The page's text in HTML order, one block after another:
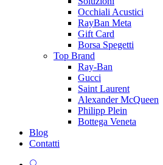
Occhiali Acustici
RayBan Meta
Gift Card
Borsa Spegetti
Top Brand
Ray-Ban
Gucci
Saint Laurent
Alexander McQueen
Philipp Plein
Bottega Veneta
Blog
Contatti